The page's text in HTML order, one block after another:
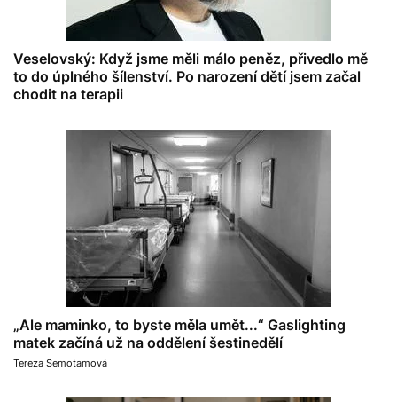
Veselovský: Když jsme měli málo peněz, přivedlo mě
to do úplného šílenství. Po narození dětí jsem začal
chodit na terapii
„Ale maminko, to byste měla umět...“ Gaslighting
matek začíná už na oddělení šestinedělí
Tereza Semotamová